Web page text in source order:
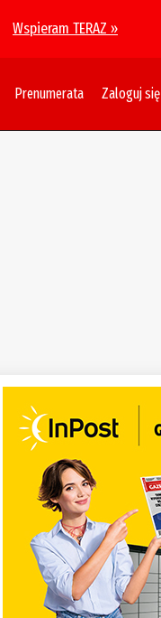
Wspieram TERAZ »
Prenumerata Zaloguj się